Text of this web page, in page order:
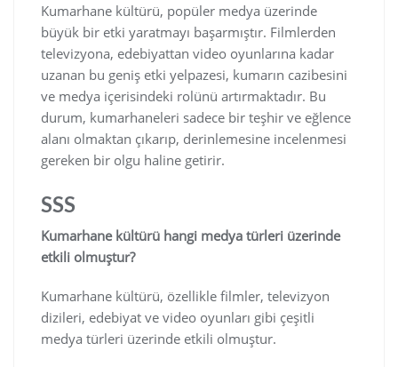
Kumarhane kültürü, popüler medya üzerinde
büyük bir etki yaratmayı başarmıştır. Filmlerden
televizyona, edebiyattan video oyunlarına kadar
uzanan bu geniş etki yelpazesi, kumarın cazibesini
ve medya içerisindeki rolünü artırmaktadır. Bu
durum, kumarhaneleri sadece bir teşhir ve eğlence
alanı olmaktan çıkarıp, derinlemesine incelenmesi
gereken bir olgu haline getirir.
SSS
Kumarhane kültürü hangi medya türleri üzerinde
etkili olmuştur?
Kumarhane kültürü, özellikle filmler, televizyon
dizileri, edebiyat ve video oyunları gibi çeşitli
medya türleri üzerinde etkili olmuştur.